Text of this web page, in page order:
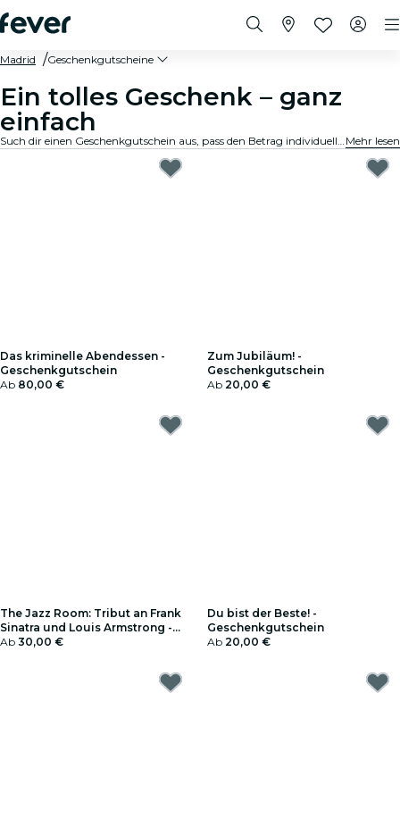
Madrid Geschenkgutscheine
Ein tolles Geschenk – ganz
einfach
Such dir einen Geschenkgutschein aus, pass den Betrag individuell an und verschenk ein unvergessliches Erlebnis. Schnell, flexibel und immer die richtige Wahl. Mehr lesen
Das kriminelle Abendessen -
Geschenkgutschein
Ab 80,00 €
Zum Jubiläum! -
Geschenkgutschein
Ab 20,00 €
The Jazz Room: Tribut an Frank
Sinatra und Louis Armstrong -
Geschenkgutschein
Ab 30,00 €
Du bist der Beste! -
Geschenkgutschein
Ab 20,00 €